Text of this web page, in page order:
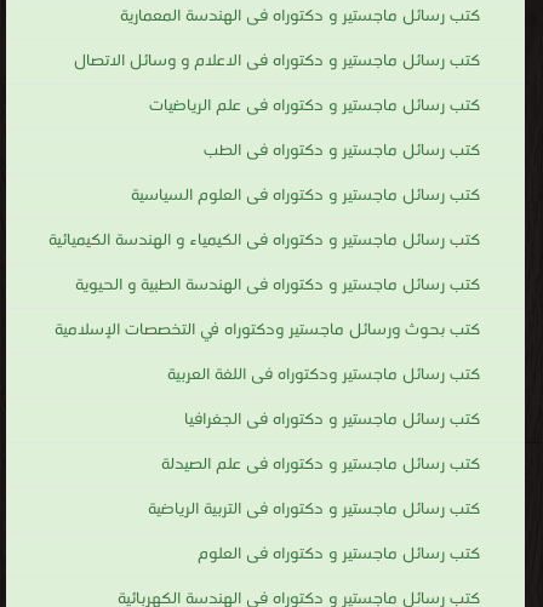
كتب رسائل ماجستير و دكتوراه فى الهندسة المعمارية
كتب رسائل ماجستير و دكتوراه فى الاعلام و وسائل الاتصال
كتب رسائل ماجستير و دكتوراه فى علم الرياضيات
كتب رسائل ماجستير و دكتوراه فى الطب
كتب رسائل ماجستير و دكتوراه فى العلوم السياسية
كتب رسائل ماجستير و دكتوراه فى الكيمياء و الهندسة الكيميائية
كتب رسائل ماجستير و دكتوراه فى الهندسة الطبية و الحيوية
كتب بحوث ورسائل ماجستير ودكتوراه في التخصصات الإسلامية
كتب رسائل ماجستير ودكتوراه فى اللغة العربية
كتب رسائل ماجستير و دكتوراه فى الجغرافيا
كتب رسائل ماجستير و دكتوراه فى علم الصيدلة
كتب رسائل ماجستير و دكتوراه فى التربية الرياضية
كتب رسائل ماجستير و دكتوراه فى العلوم
كتب رسائل ماجستير و دكتوراه فى الهندسة الكهربائية